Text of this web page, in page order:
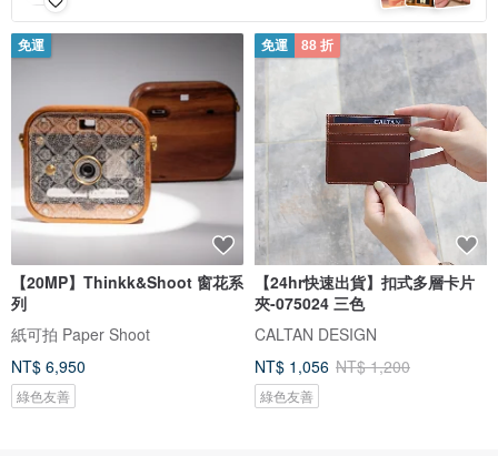
免運
【20MP】Thinkk&Shoot 窗花系
列
紙可拍 Paper Shoot
NT$ 6,950
綠色友善
免運 88 折
【24hr快速出貨】扣式多層卡片
夾-075024 三色
CALTAN DESIGN
NT$ 1,056 NT$ 1,200
綠色友善